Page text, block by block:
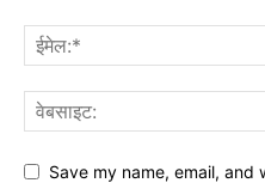
Save my name, email,